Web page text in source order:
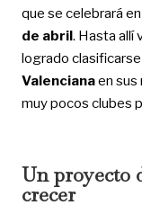
que se celebrará en
de abril. Hasta allí
logrado
Valencianaen sus
muy pocos clubes
Un proyecto
crecer